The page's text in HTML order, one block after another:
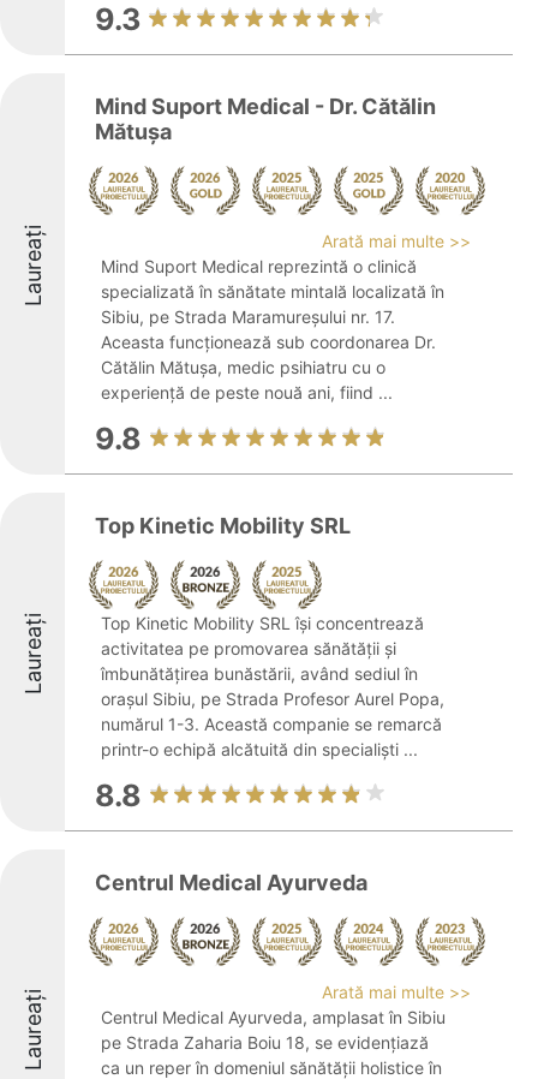
9.3
Laureați
Mind Suport Medical - Dr. Cătălin
Mătușa
Arată mai multe >>
Mind Suport Medical reprezintă o clinică
specializată în sănătate mintală localizată în
Sibiu, pe Strada Maramureșului nr. 17.
Aceasta funcționează sub coordonarea Dr.
Cătălin Mătușa, medic psihiatru cu o
experiență de peste nouă ani, fiind ...
9.8
Laureați
Top Kinetic Mobility SRL
Top Kinetic Mobility SRL își concentrează
activitatea pe promovarea sănătății și
îmbunătățirea bunăstării, având sediul în
orașul Sibiu, pe Strada Profesor Aurel Popa,
numărul 1-3. Această companie se remarcă
printr-o echipă alcătuită din specialiști ...
8.8
Laureați
Centrul Medical Ayurveda
Arată mai multe >>
Centrul Medical Ayurveda, amplasat în Sibiu
pe Strada Zaharia Boiu 18, se evidențiază
ca un reper în domeniul sănătății holistice în